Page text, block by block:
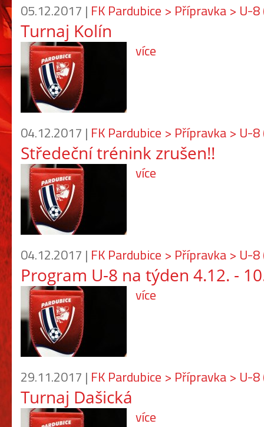
05.12.2017 | FK Pardubice > Přípravka > U-
Turnaj Kolín
více
04.12.2017 | FK Pardubice > Přípravka > U-
Středeční trénink zrušen!!
více
04.12.2017 | FK Pardubice > Přípravka > U-
Program U-8 na týden 4.12. -
více
29.11.2017 | FK Pardubice > Přípravka > U-
Turnaj Dašická
více